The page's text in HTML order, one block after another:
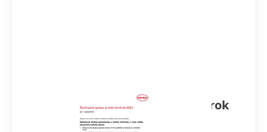
Štvrťročná správa za tretí štvrťrok